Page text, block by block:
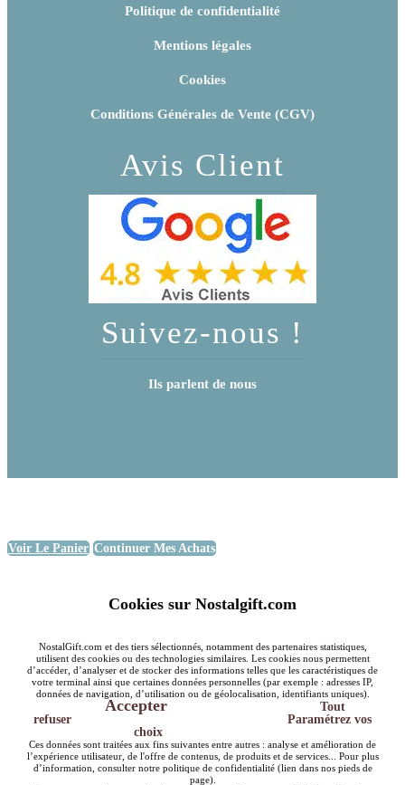
Politique de confidentialité
Mentions légales
Cookies
Conditions Générales de Vente (CGV)
Avis Client
Suivez-nous !
Ils parlent de nous
Voir Le Panier Continuer Mes Achats
Cookies sur Nostalgift.com
NostalGift.com et des tiers sélectionnés, notamment des partenaires statistiques,
utilisent des cookies ou des technologies similaires. Les cookies nous permettent
d’accéder, d’analyser et de stocker des informations telles que les caractéristiques de
votre terminal ainsi que certaines données personnelles (par exemple : adresses IP,
données de navigation, d’utilisation ou de géolocalisation, identifiants uniques).
Accepter
Tout
refuser
Paramétrez vos
choix
Ces données sont traitées aux fins suivantes entre autres : analyse et amélioration de
l’expérience utilisateur, de l'offre de contenus, de produits et de services... Pour plus
d’information, consulter notre politique de confidentialité (lien dans nos pieds de
page).